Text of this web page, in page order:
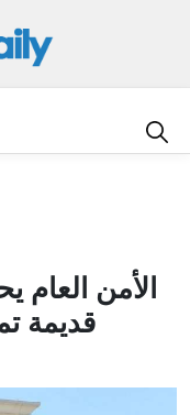
الأمن العام
قديمة